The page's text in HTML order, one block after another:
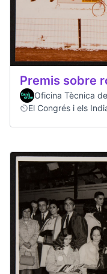
Premis sobre
Oficina Tècnica
El Congrés i els